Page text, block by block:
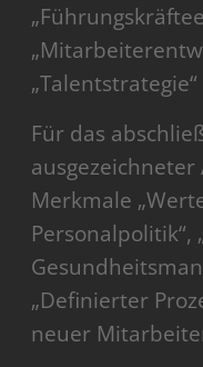
Für das
Merkmale
Personalpolitik“,
„Definierter
neuer